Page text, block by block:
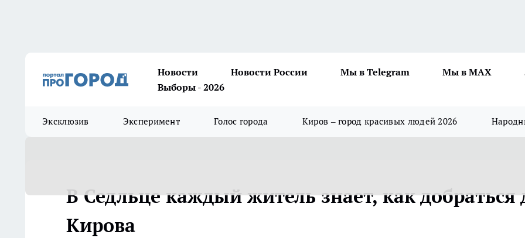
Новости Новости России Мы в Telegram Мы в MAX
Выборы - 2026
Эксклюзив Эксперимент Голос города Киров – город красивых людей 2026
В Седльце каждый житель знает, как добраться
Кирова